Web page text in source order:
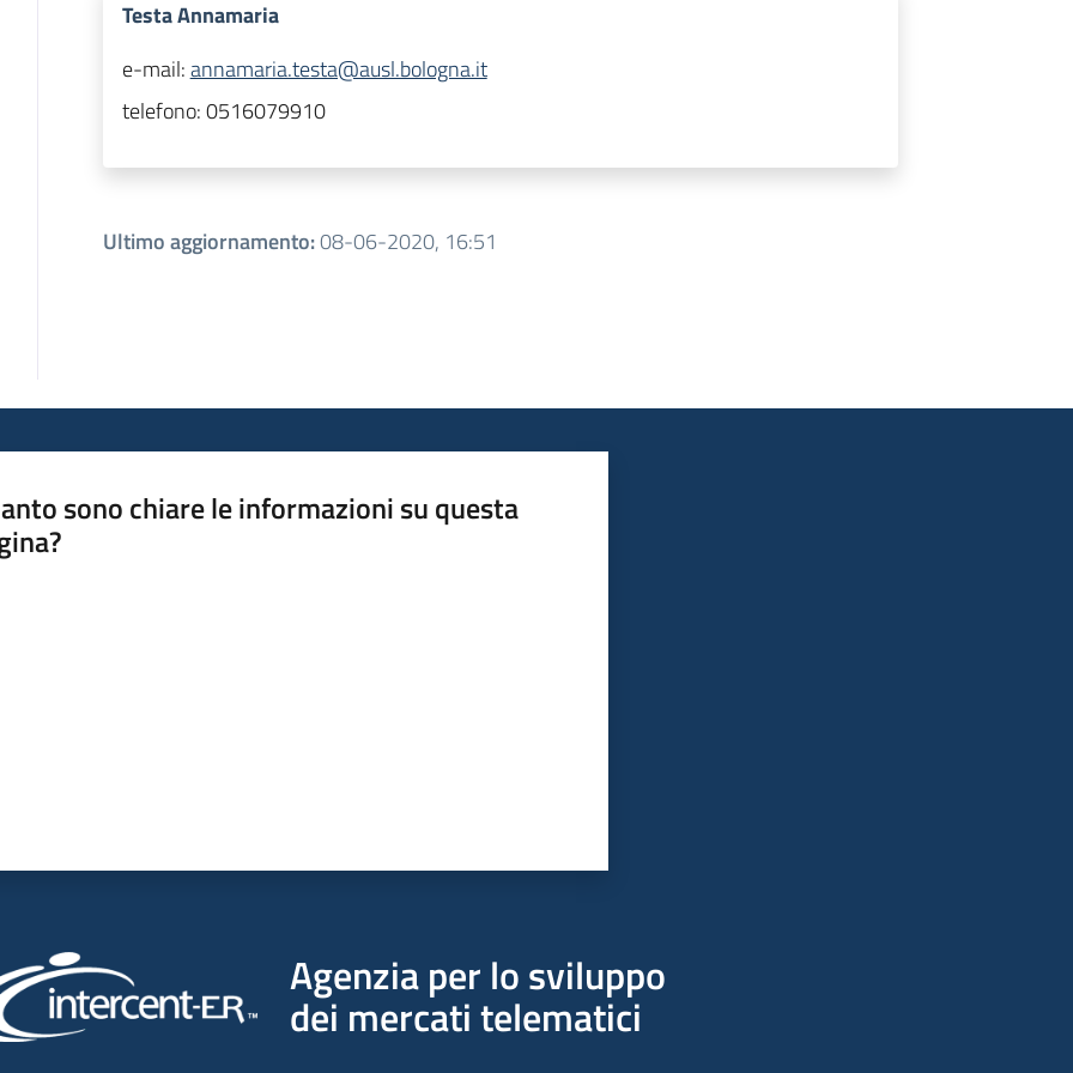
Testa Annamaria
e-mail:annamaria.testa@ausl.bologna.it
telefono:0516079910
Ultimo aggiornamento:08-06-2020, 16:51
sono chiare le informazioni su questa
Agenzia per lo sviluppo
dei mercati telematici